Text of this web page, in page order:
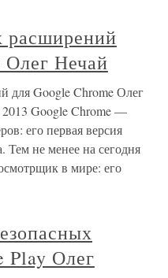
расширений
Олег Нечай
для Google Chrome Олег
Google Chrome —
его первая версия
Тем не менее на сегодня
в мире: его
Play Олег